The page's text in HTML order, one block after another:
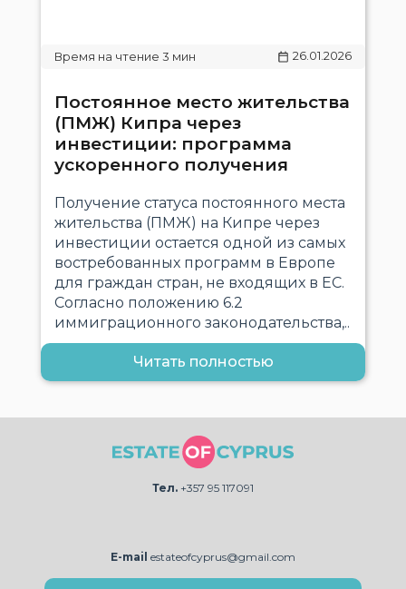
26.01.2026
Постоянное место жительства
(ПМЖ) Кипра через
инвестиции: программа
ускоренного получения
Получение статуса постоянного места
жительства (ПМЖ) на Кипре через
инвестиции остается одной из самых
востребованных программ в Европе
для граждан стран, не входящих в ЕС.
Согласно положению 6.2
иммиграционного законодательства,..
Читать полностью
Тел. +357 95 117091
E-mail estateofcyprus@gmail.com